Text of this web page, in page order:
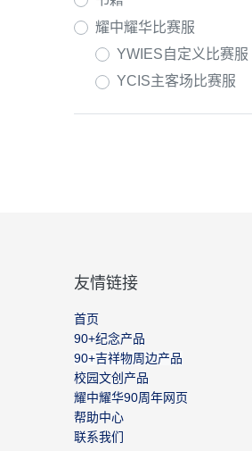
耀中耀华比赛服
YWIES自定义比赛服
YCIS主客场比赛服
友情链接
首页
90+纪念产品
90+吉祥物周边产品
校园文创产品
耀中耀华90周年网页
帮助中心
联系我们